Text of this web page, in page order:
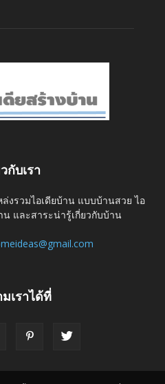
กับเรา
งรวมไอเดียบ้าน แบบบ้านสวย ไอ
น และสาระน่ารู้เกี่ยวกับบ้าน
เราได้ที่